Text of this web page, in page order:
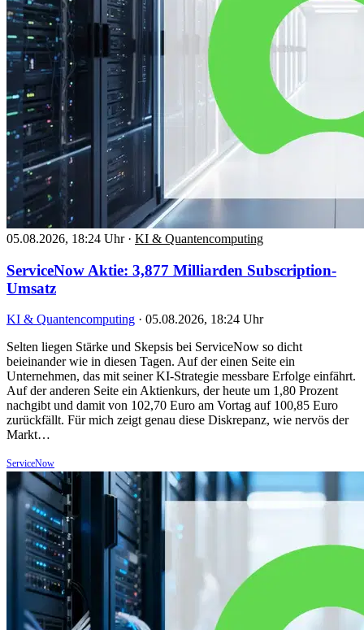
05.08.2026, 18:24 Uhr · KI & Quantencomputing
ServiceNow Aktie: 3,877 Milliarden Subscription-
Umsatz
KI & Quantencomputing · 05.08.2026, 18:24 Uhr
Selten liegen Stärke und Skepsis bei ServiceNow so dicht
beieinander wie in diesen Tagen. Auf der einen Seite ein
Unternehmen, das mit seiner KI-Strategie messbare Erfolge einfährt.
Auf der anderen Seite ein Aktienkurs, der heute um 1,80 Prozent
nachgibt und damit von 102,70 Euro am Vortag auf 100,85 Euro
zurückfällt. Für mich zeigt genau diese Diskrepanz, wie nervös der
Markt…
ServiceNow